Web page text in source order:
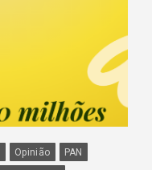
Opinião
PAN